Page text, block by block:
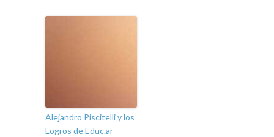
Alejandro Piscitelli y los
Logros de Educ.ar